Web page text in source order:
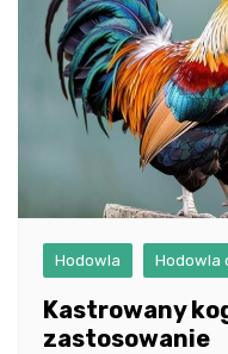
Hodowla Hodowla
Kastrowany
zastosowanie